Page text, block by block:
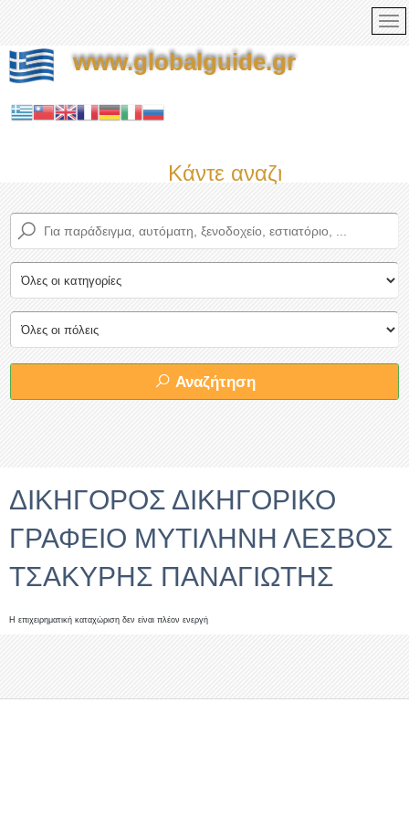
www.globalguide.gr
Κάντε αναζήτηση τώρα
Αναζήτηση
ΔΙΚΗΓΟΡΟΣ ΔΙΚΗΓΟΡΙΚΟ
ΓΡΑΦΕΙΟ ΜΥΤΙΛΗΝΗ ΛΕΣΒΟΣ
ΤΣΑΚΥΡΗΣ ΠΑΝΑΓΙΩΤΗΣ
Η επιχειρηματική καταχώριση δεν είναι πλέον ενεργή